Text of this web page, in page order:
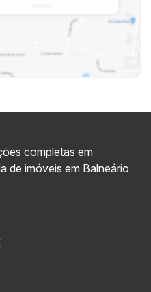
completas em
de imóveis em Balneário